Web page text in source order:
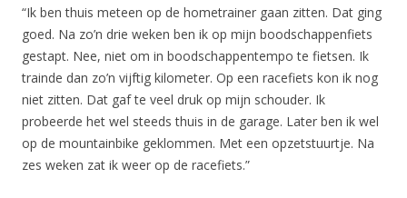
“Ik ben thuis meteen op de hometrainer gaan zitten. Dat ging
goed. Na zo’n drie weken ben ik op mijn boodschappenfiets
gestapt. Nee, niet om in boodschappentempo te fietsen. Ik
trainde dan zo’n vijftig kilometer. Op een racefiets kon ik nog
niet zitten. Dat gaf te veel druk op mijn schouder. Ik
probeerde het wel steeds thuis in de garage. Later ben ik wel
op de mountainbike geklommen. Met een opzetstuurtje. Na
zes weken zat ik weer op de racefiets.”